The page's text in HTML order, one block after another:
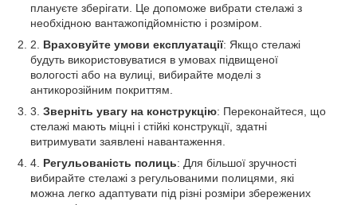
плануєте зберігати. Це допоможе вибрати стелажі з
необхідною вантажопідйомністю і розміром.
Враховуйте умови експлуатації: Якщо стелажі
будуть використовуватися в умовах підвищеної
вологості або на вулиці, вибирайте моделі з
антикорозійним покриттям.
Зверніть увагу на конструкцію: Переконайтеся, що
стелажі мають міцні і стійкі конструкції, здатні
витримувати заявлені навантаження.
Регульованість полиць: Для більшої зручності
вибирайте стелажі з регульованими полицями, які
можна легко адаптувати під різні розміри збережених